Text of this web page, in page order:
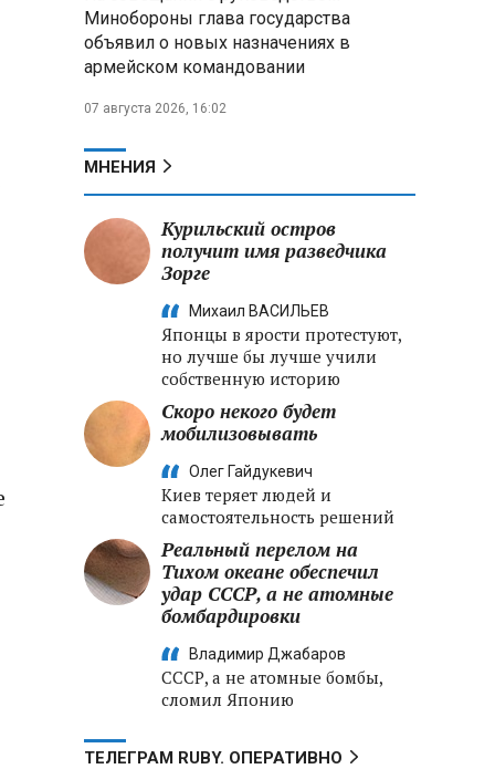
уничтожил эшелон с техникой
ВСУ в Днепропетровской
области
Главы правительств ЕАЭС
e‑торговле, биржевому рынку и
Александр Лукашенко:
Хотите «собирать сливки» в
городах — отвечайте и за
Минобороны глава государства
объявил о новых назначениях в
армейском командовании
07 августа 2026, 16:02
МНЕНИЯ
Курильский остров
получит имя разведчика
Зорге
Михаил ВАСИЛЬЕВ
Японцы в ярости протестуют,
но лучше бы лучше учили
собственную историю
Скоро некого будет
мобилизовывать
Олег Гайдукевич
Киев теряет людей и
самостоятельность решений
Реальный перелом на
Тихом океане обеспечил
удар СССР, а не атомные
бомбардировки
Владимир Джабаров
СССР, а не атомные бомбы,
сломил Японию
ТЕЛЕГРАМ RUBY. ОПЕРАТИВНО